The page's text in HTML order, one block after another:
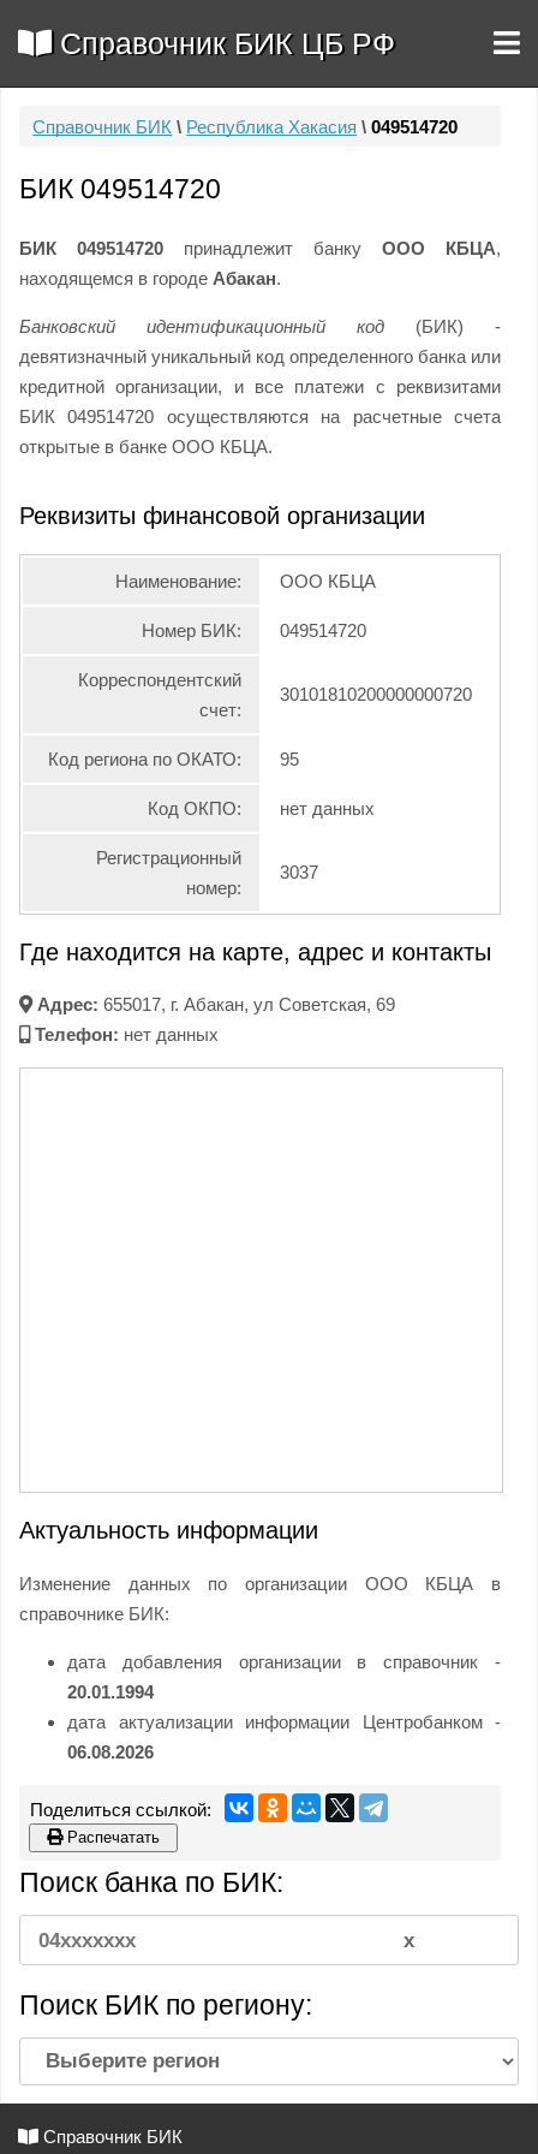
Справочник БИК ЦБ РФ
Справочник БИК \ Республика Хакасия \ 049514720
БИК 049514720
БИК 049514720 принадлежит банку ООО КБЦА,
находящемся в городе Абакан.
Банковский идентификационный код (БИК) -
девятизначный уникальный код определенного банка или
кредитной организации, и все платежи с реквизитами
БИК 049514720 осуществляются на расчетные счета
открытые в банке ООО КБЦА.
Реквизиты финансовой организации
Наименование: ООО КБЦА
Номер БИК: 049514720
Корреспондентский
счет:
30101810200000000720
Код региона по ОКАТО: 95
Код ОКПО: нет данных
Регистрационный
номер:
3037
Где находится на карте, адрес и контакты
Адрес: 655017, г. Абакан, ул Советская, 69
Телефон: нет данных
Актуальность информации
Изменение данных по организации ООО КБЦА в
справочнике БИК:
дата добавления организации в справочник -
20.01.1994
дата актуализации информации Центробанком -
06.08.2026
Распечатать
Поиск банка по БИК:
Поиск БИК по региону:
Справочник БИК